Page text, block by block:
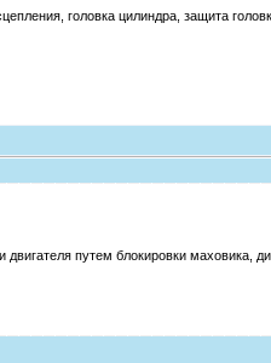
головка цилиндра, защита
двигателя путем блокировки маховика,